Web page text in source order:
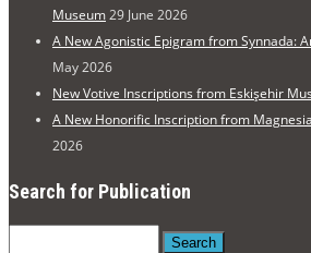
Museum29 June 2026
A New Agonistic Epigram from Synnada:
May 2026
New Votive Inscriptions from Eskişehir
A New Honorific Inscription from
2026
Search for Publication
Search